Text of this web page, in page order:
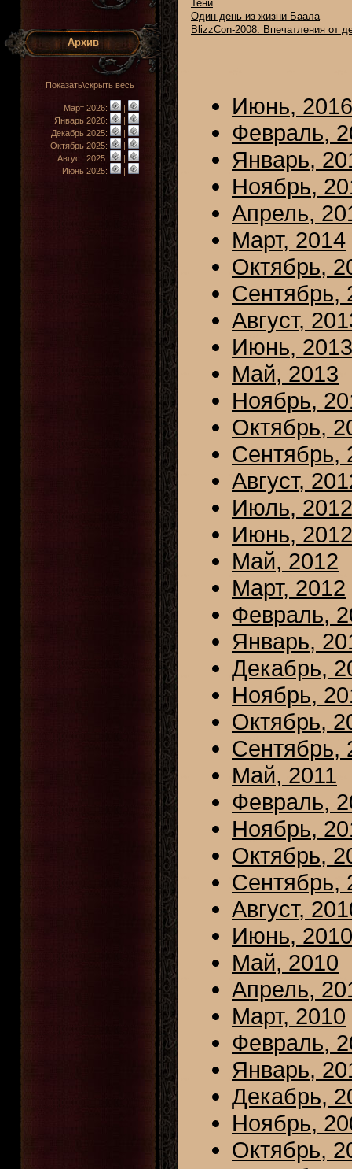
Архив
Показать\скрыть весь
Март 2026:
|
Январь 2026:
|
Декабрь 2025:
|
Октябрь 2025:
|
Август 2025:
|
Июнь 2025:
|
Тени
Один день из жизни Баала
BlizzCon-2008. Впечатления от
Июнь, 2016
Февраль,
Январь,
Ноябрь,
Апрель,
Март, 2014
Октябрь,
Сентябрь,
Август,
Июнь, 2013
Май, 2013
Ноябрь,
Октябрь,
Сентябрь,
Август,
Июль, 2012
Июнь, 2012
Май, 2012
Март, 2012
Февраль,
Январь,
Декабрь,
Ноябрь,
Октябрь,
Сентябрь,
Май, 2011
Февраль,
Ноябрь,
Октябрь,
Сентябрь,
Август,
Июнь, 2010
Май, 2010
Апрель,
Март, 2010
Февраль,
Январь,
Декабрь,
Ноябрь,
Октябрь,